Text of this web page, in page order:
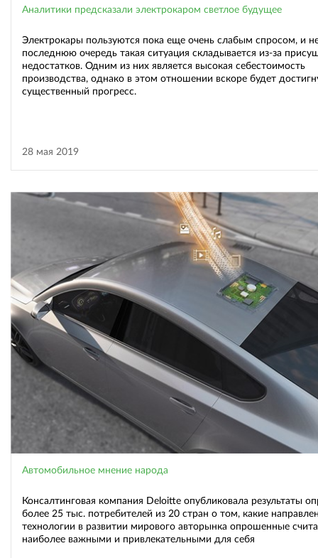
Аналитики предсказали электрокаром светлое будущее
Электрокары пользуются пока еще очень слабым спросом, и
последнюю очередь такая ситуация складывается из-за
недостатков. Одним из них является высокая себестоимость
производства, однако в этом отношении вскоре будет
существенный прогресс.
28 мая 2019
Автомобильное мнение народа
Консалтинговая компания Deloitte опубликовала результаты
более 25 тыс. потребителей из 20 стран о том, какие
технологии в развитии мирового авторынка опрошенные
наиболее важными и привлекательными для себя